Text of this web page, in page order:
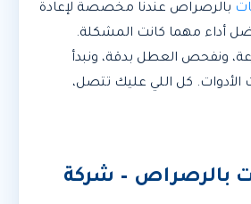
بالرصراص عندنا مخصصة لإعادة
أداء مهما كانت المشكلة.
ونفحص العطل بدقة، ونبدأ
الأدوات. كل اللي عليك تتصل،
بالرصراص – شركة